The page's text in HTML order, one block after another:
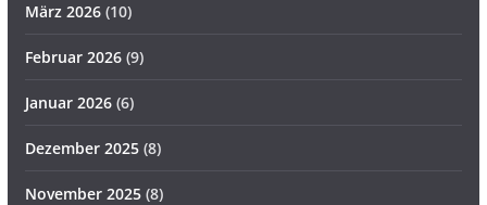
März 2026(10)
Februar 2026(9)
Januar 2026(6)
Dezember 2025(8)
November 2025(8)